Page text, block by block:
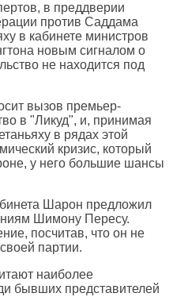
в преддверии
против Саддама
в кабинете министров
новым сигналом о
не находится под
вызов премьер-
в "Ликуд", и, принимая
в рядах этой
кризис, который
у него большие шансы
Шарон предложил
Шимону Пересу.
посчитав, что он не
партии.
наиболее
бывших представителей